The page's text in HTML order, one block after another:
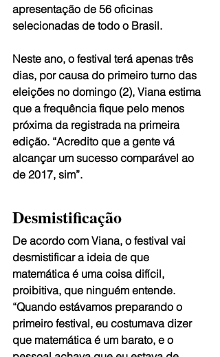
apresentação de 56 oficinas
selecionadas de todo o Brasil.
Neste ano, o festival terá apenas três
dias, por causa do primeiro turno das
eleições no domingo (2), Viana estima
que a frequência fique pelo menos
próxima da registrada na primeira
edição. “Acredito que a gente vá
alcançar um sucesso comparável ao
de 2017, sim”.
Desmistificação
De acordo com Viana, o festival vai
desmistificar a ideia de que
matemática é uma coisa difícil,
proibitiva, que ninguém entende.
“Quando estávamos preparando o
primeiro festival, eu costumava dizer
que matemática é um barato, e o